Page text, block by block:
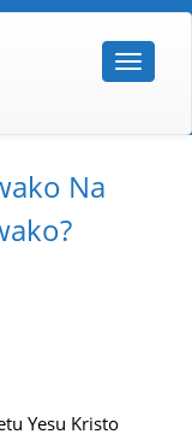
Na
Yesu Kristo